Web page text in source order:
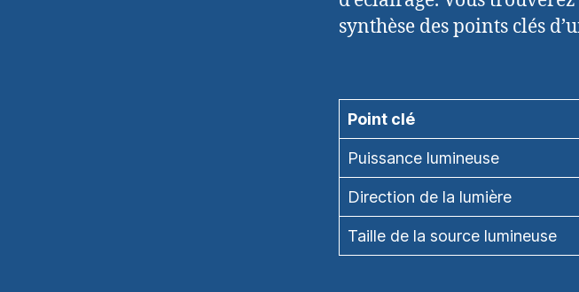
synthèse des points clés
Point clé
Puissance lumineuse
Direction de la lumière
Taille de la source lumineuse